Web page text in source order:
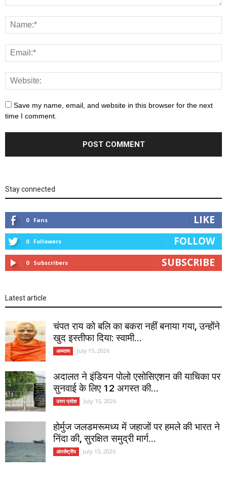
Save my name, email, and website in this browser for the next
time I comment.
Stay connected
0 Fans LIKE
0 Followers FOLLOW
0 Subscribers SUBSCRIBE
Latest article
चंपत राय को बलि का बकरा नहीं बनाया गया, उन्होंने
खुद इस्तीफा दिया: स्वामी...
अध्यात्म July 15, 2026
अदालत ने इंडियन पोलो एसोसिएशन की याचिका पर
सुनवाई के लिए 12 अगस्त की...
उत्तर प्रदेश July 15, 2026
होर्मुज जलडमरूमध्य में जहाजों पर हमले की भारत ने
निंदा की, सुरक्षित समुद्री मार्ग...
अंतर्राष्ट्रीय July 15, 2026